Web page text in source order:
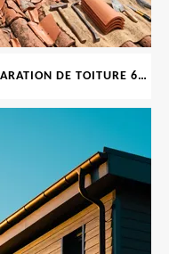
RÉPARATION DE TOITURE 69 RHONE, TUILES CASSÉES OU ABIMÉES